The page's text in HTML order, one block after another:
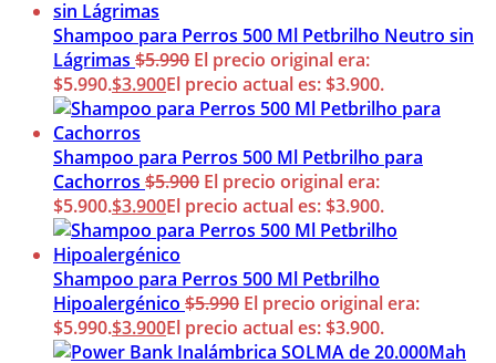
Shampoo para Perros 500 Ml Petbrilho Neutro sin
Lágrimas $5.990 El precio original era:
$5.990.$3.900El precio actual es: $3.900.
Shampoo para Perros 500 Ml Petbrilho para
Cachorros $5.900 El precio original era:
$5.900.$3.900El precio actual es: $3.900.
Shampoo para Perros 500 Ml Petbrilho
Hipoalergénico $5.990 El precio original era:
$5.990.$3.900El precio actual es: $3.900.